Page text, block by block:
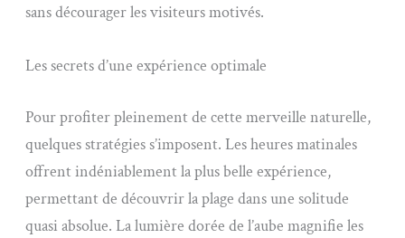
sans décourager les visiteurs motivés.
Les secrets d’une expérience optimale
Pour profiter pleinement de cette merveille naturelle,
quelques stratégies s’imposent. Les heures matinales
offrent indéniablement la plus belle expérience,
permettant de découvrir la plage dans une solitude
quasi absolue. La lumière dorée de l’aube magnifie les